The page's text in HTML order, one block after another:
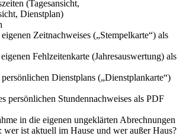
(Tagesansicht,
Dienstplan)
Zeitnachweises („Stempelkarte“) als
Fehlzeitenkarte (Jahresauswertung) als
Dienstplans („Dienstplankarte“)
persönlichen Stundennachweises als PDF
in die eigenen ungeklärten Abrechnungen
ist aktuell im Hause und wer außer Haus?